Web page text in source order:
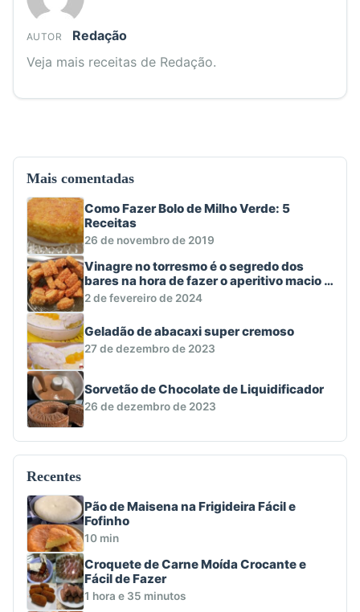
AUTOR
Redação
Veja mais receitas de Redação.
Mais comentadas
Como Fazer Bolo de Milho Verde: 5
Receitas
26 de novembro de 2019
Vinagre no torresmo é o segredo dos
bares na hora de fazer o aperitivo macio e
crocante
2 de fevereiro de 2024
Geladão de abacaxi super cremoso
27 de dezembro de 2023
Sorvetão de Chocolate de Liquidificador
26 de dezembro de 2023
Recentes
Pão de Maisena na Frigideira Fácil e
Fofinho
10 min
Croquete de Carne Moída Crocante e
Fácil de Fazer
1 hora e 35 minutos